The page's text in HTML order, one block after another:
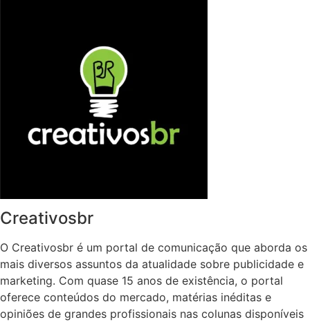
Creativosbr
O Creativosbr é um portal de comunicação que aborda os
mais diversos assuntos da atualidade sobre publicidade e
marketing. Com quase 15 anos de existência, o portal
oferece conteúdos do mercado, matérias inéditas e
opiniões de grandes profissionais nas colunas disponíveis